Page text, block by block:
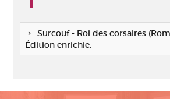
Surcouf - Roi des corsaires
Édition enrichie.